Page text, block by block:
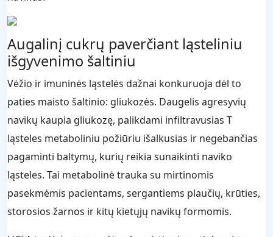
Augalinį cukrų paverčiant ląsteliniu
išgyvenimo šaltiniu
Vėžio ir imuninės ląstelės dažnai konkuruoja dėl to
paties maisto šaltinio: gliukozės. Daugelis agresyvių
navikų kaupia gliukozę, palikdami infiltravusias T
ląsteles metaboliniu požiūriu išalkusias ir negebančias
pagaminti baltymų, kurių reikia sunaikinti naviko
ląsteles. Tai metabolinė trauka su mirtinomis
pasekmėmis pacientams, sergantiems plaučių, krūties,
storosios žarnos ir kitų kietųjų navikų formomis.